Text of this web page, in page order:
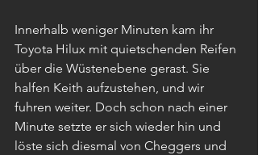
Innerhalb weniger Minuten kam ihr
Toyota Hilux mit quietschenden Reifen
über die Wüstenebene gerast. Sie
halfen Keith aufzustehen, und wir
fuhren weiter. Doch schon nach einer
Minute setzte er sich wieder hin und
löste sich diesmal von Cheggers und